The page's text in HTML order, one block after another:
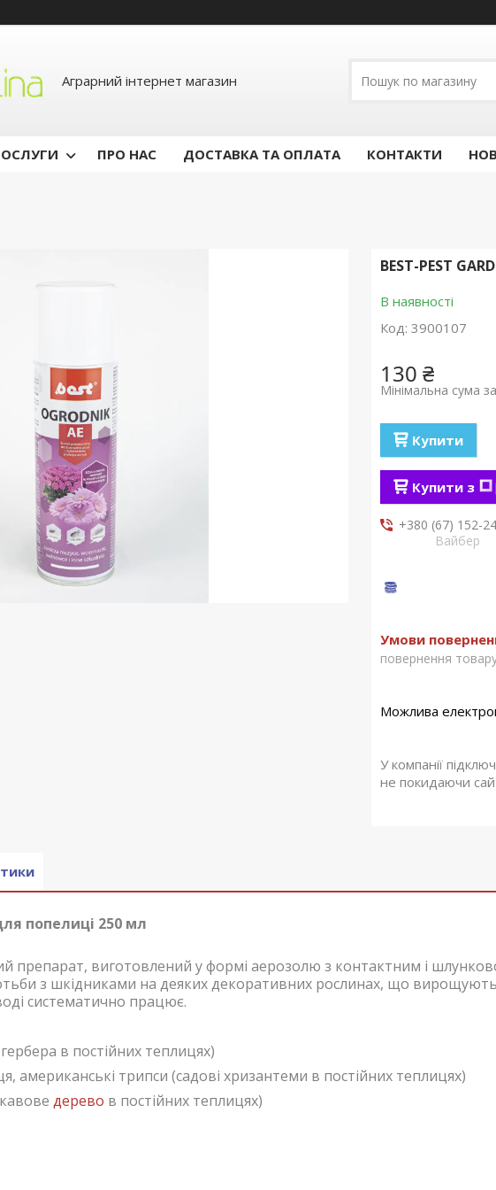
Аграрний інтернет магазин
ПРО НАС ДОСТАВКА ТА ОПЛАТА КОНТАКТИ
BEST-PEST
В наявності
Код: 3900107
130 ₴
Мінімальна сума
Купити
Купити з
+380 (67) 152-
Вайбер
повернення
У компанії
не покидаючи
попелиці 250 мл
препарат, виготовлений у формі аерозолю з контактним і
з шкідниками на деяких декоративних рослинах, що
систематично працює.
в постійних теплицях)
американські трипси (садові хризантеми в постійних теплицях)
дерево в постійних теплицях)